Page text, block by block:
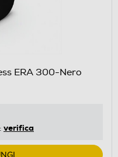
ERA 300-Nero
verifica